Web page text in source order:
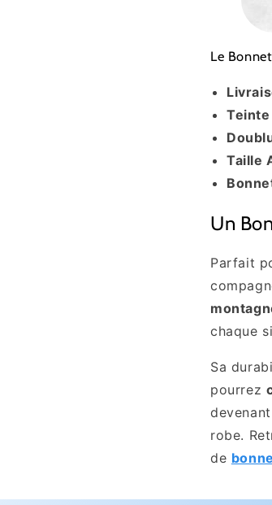
Le
Teinte
Taille
Un
Parfait
chaque
Sa
pourrez
robe.
de